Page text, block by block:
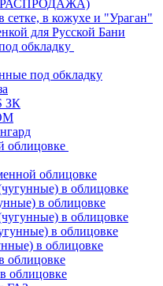
(РАСПРОДАЖА)
сетке, в кожухе и "Ураган"
для Русской Бани
обкладку
под обкладку
ЗК
облицовке
облицовке
в облицовке
в облицовке
в облицовке
в облицовке
в облицовке
облицовке
облицовке